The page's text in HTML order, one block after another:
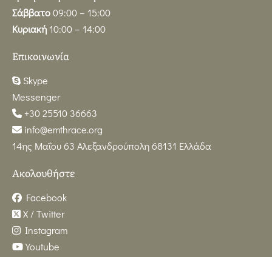
Σάββατο09:00 – 15:00
Κυριακή 10:00 – 14:00
Επικοινωνία
Skype
Messenger
+30 25510 36663
info@emthrace.org
14ης Μαΐου 63 Αλεξανδρούπολη 68131 Ελλάδα
Ακολουθήστε
Facebook
X / Twitter
Instagram
Youtube